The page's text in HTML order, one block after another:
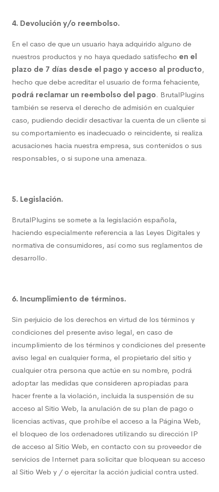
4. Devolución y/o reembolso.
En el caso de que un usuario haya adquirido alguno de
nuestros productos y no haya quedado satisfecho en el
plazo de 7 días desde el pago y acceso al producto,
hecho que debe acreditar el usuario de forma fehaciente,
podrá reclamar un reembolso del pago. BrutalPlugins
también se reserva el derecho de admisión en cualquier
caso, pudiendo decidir desactivar la cuenta de un cliente si
su comportamiento es inadecuado o reincidente, si realiza
acusaciones hacia nuestra empresa, sus contenidos o sus
responsables, o si supone una amenaza.
5. Legislación.
BrutalPlugins se somete a la legislación española,
haciendo especialmente referencia a las Leyes Digitales y
normativa de consumidores, así como sus reglamentos de
desarrollo.
6. Incumplimiento de términos.
Sin perjuicio de los derechos en virtud de los términos y
condiciones del presente aviso legal, en caso de
incumplimiento de los términos y condiciones del presente
aviso legal en cualquier forma, el propietario del sitio y
cualquier otra persona que actúe en su nombre, podrá
adoptar las medidas que consideren apropiadas para
hacer frente a la violación, incluida la suspensión de su
acceso al Sitio Web, la anulación de su plan de pago o
licencias activas, que prohíbe el acceso a la Página Web,
el bloqueo de los ordenadores utilizando su dirección IP
de acceso al Sitio Web, en contacto con su proveedor de
servicios de Internet para solicitar que bloquean su acceso
al Sitio Web y / o ejercitar la acción judicial contra usted.